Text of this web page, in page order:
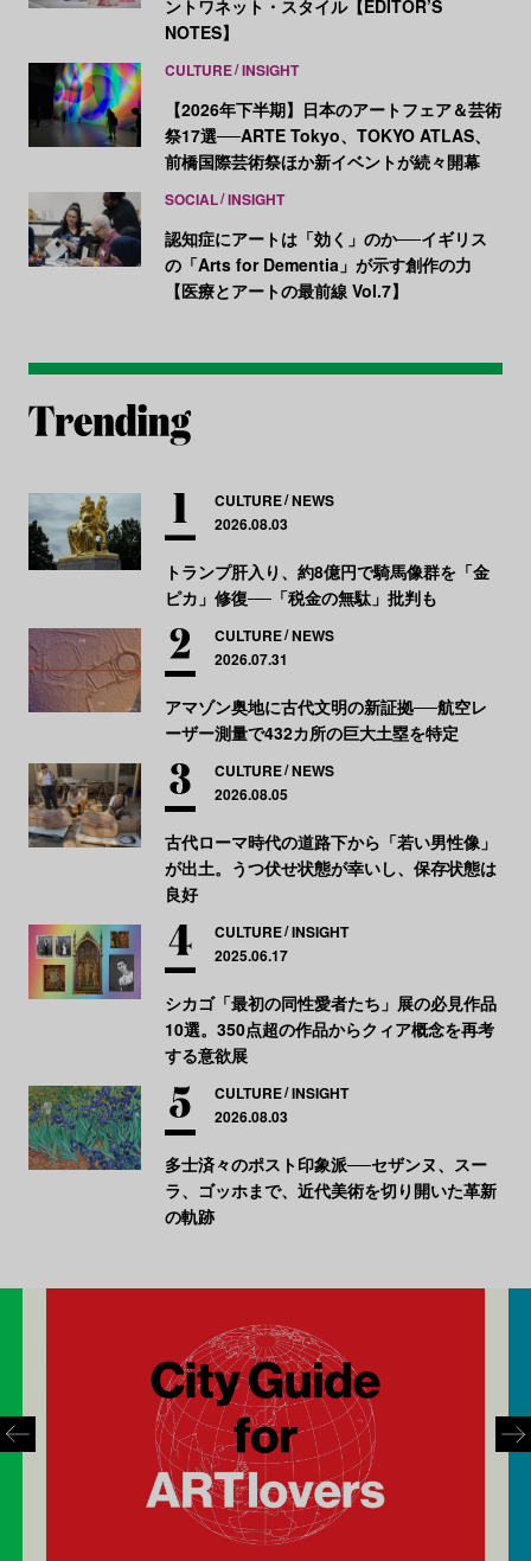
ントワネット・スタイル【EDITOR’S
NOTES】
CULTURE INSIGHT
【2026年下半期】日本のアートフェア＆芸術
祭17選──ARTE Tokyo、TOKYO ATLAS、
前橋国際芸術祭ほか新イベントが続々開幕
SOCIAL INSIGHT
認知症にアートは「効く」のか──イギリス
の「Arts for Dementia」が示す創作の力
【医療とアートの最前線 Vol.7】
CULTURE NEWS
2026.08.03
トランプ肝入り、約8億円で騎馬像群を「金
ピカ」修復──「税金の無駄」批判も
CULTURE NEWS
2026.07.31
アマゾン奥地に古代文明の新証拠──航空レ
ーザー測量で432カ所の巨大土塁を特定
CULTURE NEWS
2026.08.05
古代ローマ時代の道路下から「若い男性像」
が出土。うつ伏せ状態が幸いし、保存状態は
良好
CULTURE INSIGHT
2025.06.17
シカゴ「最初の同性愛者たち」展の必見作品
10選。350点超の作品からクィア概念を再考
する意欲展
CULTURE INSIGHT
2026.08.03
多士済々のポスト印象派──セザンヌ、スー
ラ、ゴッホまで、近代美術を切り開いた革新
の軌跡